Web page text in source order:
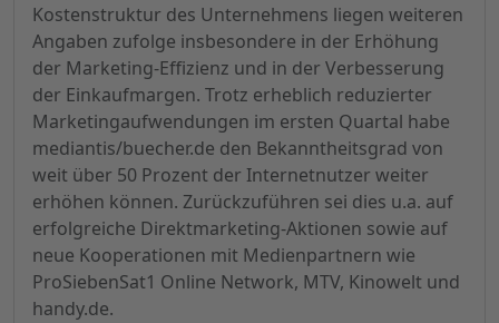
Kostenstruktur des Unternehmens liegen weiteren
Angaben zufolge insbesondere in der Erhöhung
der Marketing-Effizienz und in der Verbesserung
der Einkaufmargen. Trotz erheblich reduzierter
Marketingaufwendungen im ersten Quartal habe
mediantis/buecher.de den Bekanntheitsgrad von
weit über 50 Prozent der Internetnutzer weiter
erhöhen können. Zurückzuführen sei dies u.a. auf
erfolgreiche Direktmarketing-Aktionen sowie auf
neue Kooperationen mit Medienpartnern wie
ProSiebenSat1 Online Network, MTV, Kinowelt und
handy.de.